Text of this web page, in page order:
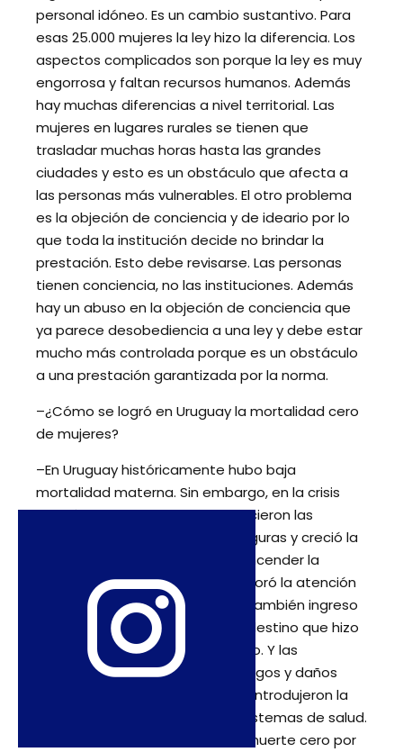
personal idóneo. Es un cambio sustantivo. Para
esas 25.000 mujeres la ley hizo la diferencia. Los
aspectos complicados son porque la ley es muy
engorrosa y faltan recursos humanos. Además
hay muchas diferencias a nivel territorial. Las
mujeres en lugares rurales se tienen que
trasladar muchas horas hasta las grandes
ciudades y esto es un obstáculo que afecta a
las personas más vulnerables. El otro problema
es la objeción de conciencia y de ideario por lo
que toda la institución decide no brindar la
prestación. Esto debe revisarse. Las personas
tienen conciencia, no las instituciones. Además
hay un abuso en la objeción de conciencia que
ya parece desobediencia a una ley y debe estar
mucho más controlada porque es un obstáculo
a una prestación garantizada por la norma.
–¿Cómo se logró en Uruguay la mortalidad cero
de mujeres?
–En Uruguay históricamente hubo baja
mortalidad materna. Sin embargo, en la crisis
económica del 2002, se recrudecieron las
situaciones de aborto más inseguras y creció la
muerte de mujeres y eso hizo encender la
alarma. En el 2010 Uruguay incorporó la atención
en salud sexual y reproductiva. También ingreso
de Misoprostol al mercado clandestino que hizo
el aborto más accesible y seguro. Y las
estrategias de reducción de riesgos y daños
(consejerías pre y post aborto) introdujeron la
problemática del aborto a los sistemas de salud.
Por eso tuvimos cinco años de muerte cero por